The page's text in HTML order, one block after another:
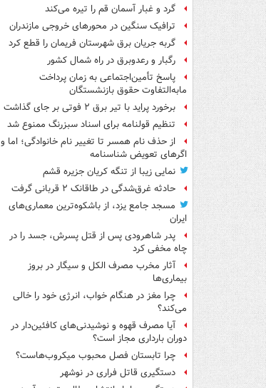
گرد و غبار آسمان قم را تیره می‌کند
ترافیک سنگین در محورهای خروجی مازندران
گربه جریان برق شهرستان فریمان را قطع کرد
رگبار و رعدوبرق در راه شمال کشور
پاسخ تأمین‌اجتماعی به زمان پرداخت
مابه‌التفاوت حقوق بازنشستگان
برخورد پراید با تیر برق ۲ فوتی بر جای گذاشت
تنظیم قولنامه برای اسناد سبزرنگ ممنوع شد
از حذف نام همسر تا تغییر نام خانوادگی؛ اما و
اگرهای تعویض شناسنامه
نمایی زیبا از تنگه کریان جزیره قشم
حادثه غرق‌شدگی در طاقانک ۲ قربانی گرفت
مسجد جامع یزد، از باشکوه‌ترین معماری‌های
ایران
پدر شاهرودی پس از قتل پسرش، جسد را در
چاه مخفی کرد
آثار مخرب مصرف الکل و سیگار در بروز
بیماری‌ها
چرا مغز در هنگام خواب، انرژی خود را خالی
می‌کند؟
آیا مصرف قهوه و نوشیدنی‌های کافئین‌دار در
دوران بارداری مجاز است؟
چرا تابستان فصل محبوب میکروب‌هاست؟
دستگیری قاتل فراری در نوشهر